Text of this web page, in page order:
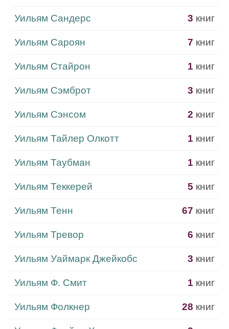
Уильям Сандерс 3 книг
Уильям Сароян 7 книг
Уильям Стайрон 1 книг
Уильям Сэмброт 3 книг
Уильям Сэнсом 2 книг
Уильям Тайлер Олкотт 1 книг
Уильям Таубман 1 книг
Уильям Теккерей 5 книг
Уильям Тенн 67 книг
Уильям Тревор 6 книг
Уильям Уаймарк Джейкобс 3 книг
Уильям Ф. Смит 1 книг
Уильям Фолкнер 28 книг